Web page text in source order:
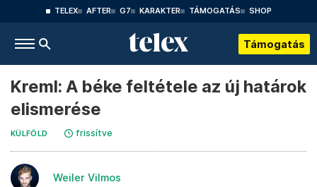
TELEX AFTER G7 KARAKTER TÁMOGATÁS SHOP
Támogatás
Kreml: A béke feltétele az új határok
elismerése
KÜLFÖLD frissítve
Weiler Vilmos